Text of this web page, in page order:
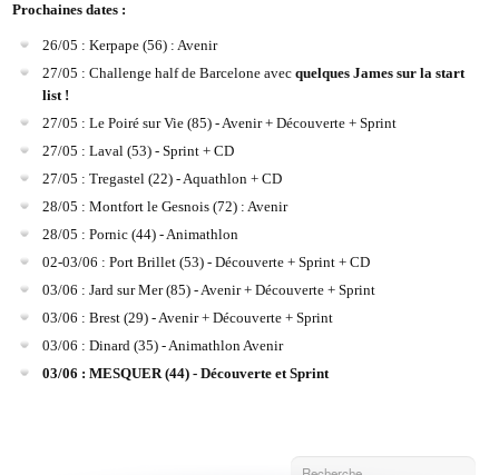
Prochaines dates :
26/05 : Kerpape (56) : Avenir
27/05 : Challenge half de Barcelone avecquelques James sur la start
list !
27/05 : Le Poiré sur Vie (85) - Avenir + Découverte + Sprint
27/05 : Laval (53) - Sprint + CD
27/05 : Tregastel (22) - Aquathlon + CD
28/05 : Montfort le Gesnois (72) : Avenir
28/05 : Pornic (44) - Animathlon
02-03/06 : Port Brillet (53) - Découverte + Sprint + CD
03/06 : Jard sur Mer (85) - Avenir + Découverte + Sprint
03/06 : Brest (29) - Avenir + Découverte + Sprint
03/06 : Dinard (35) - Animathlon Avenir
03/06 : MESQUER (44) - Découverte et Sprint